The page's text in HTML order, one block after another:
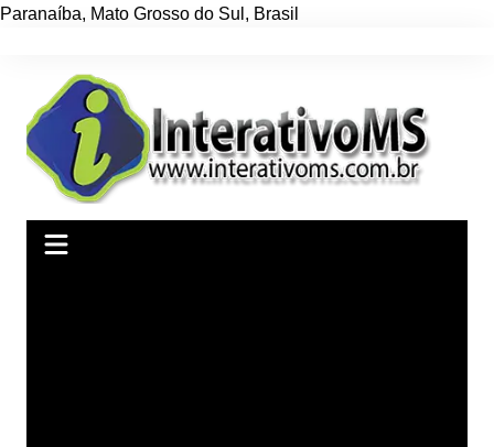
Paranaíba, Mato Grosso do Sul , Brasil
conteúdo